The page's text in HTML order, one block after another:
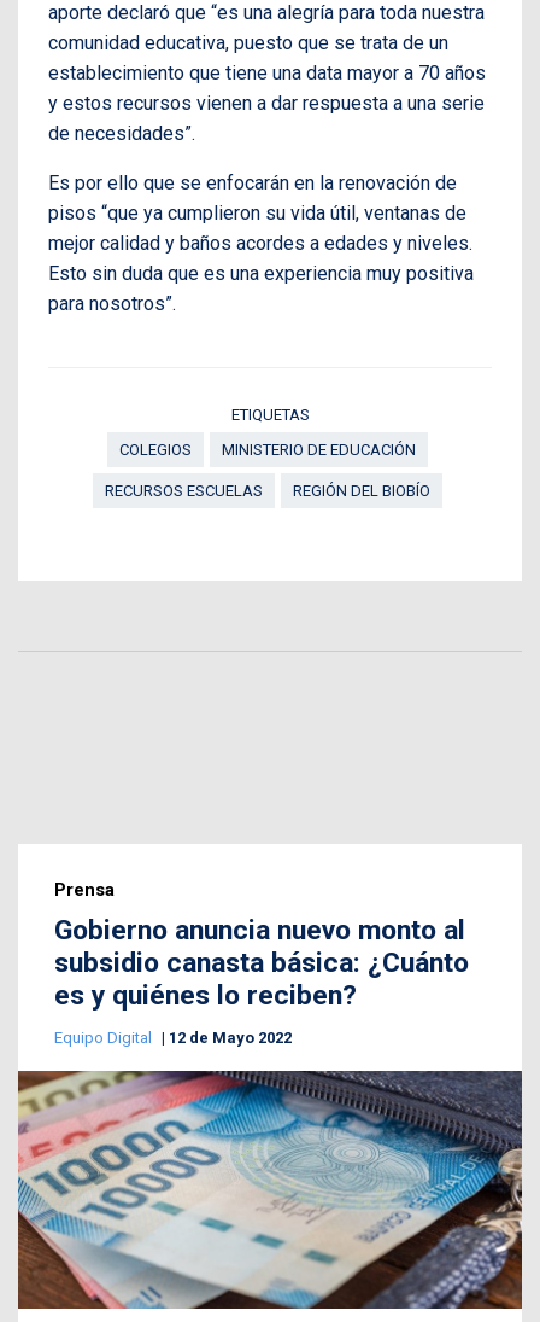
aporte declaró que “es una alegría para toda nuestra
comunidad educativa, puesto que se trata de un
establecimiento que tiene una data mayor a 70 años
y estos recursos vienen a dar respuesta a una serie
de necesidades”.
Es por ello que se enfocarán en la renovación de
pisos “que ya cumplieron su vida útil, ventanas de
mejor calidad y baños acordes a edades y niveles.
Esto sin duda que es una experiencia muy positiva
para nosotros”.
ETIQUETAS
COLEGIOS
MINISTERIO DE EDUCACIÓN
RECURSOS ESCUELAS REGIÓN DEL BIOBÍO
Prensa
Gobierno anuncia nuevo monto al
subsidio canasta básica: ¿Cuánto
es y quiénes lo reciben?
Equipo Digital 12 de Mayo 2022